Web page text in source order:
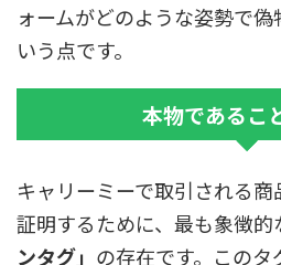
ォームがどのような姿勢で
いう点です。
本物であるこ
キャリーミーで取引される
証明するために、最も象徴的
ンタグ」 の存在です。この